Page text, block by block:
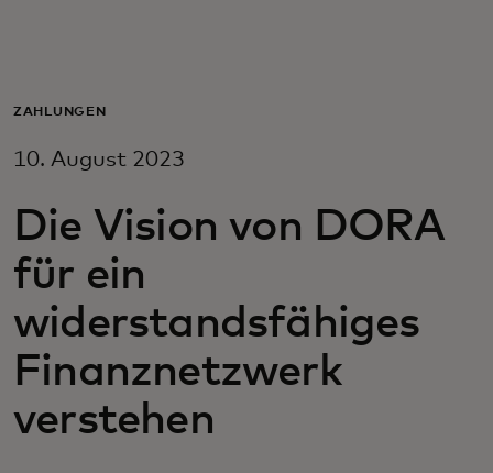
Für Unternehmen
Für Innovatoren
Neuigkeiten und Trends
ZAHLUNGEN
10. August 2023
Die Vision von DORA
für ein
widerstandsfähiges
Finanznetzwerk
verstehen